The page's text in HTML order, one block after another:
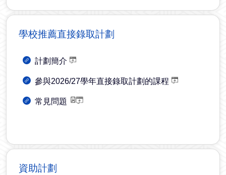
學校推薦直接錄取計劃
計劃簡介
參與2026/27學年直接錄取計劃的課程
常見問題
資助計劃